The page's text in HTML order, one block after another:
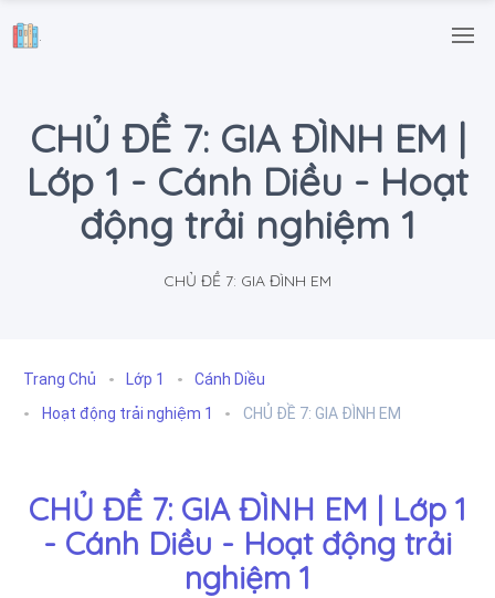
.
CHỦ ĐỀ 7: GIA ĐÌNH EM |
Lớp 1 - Cánh Diều - Hoạt
động trải nghiệm 1
CHỦ ĐỀ 7: GIA ĐÌNH EM
Trang Chủ Lớp 1
Cánh Diều
Hoạt động trải nghiệm 1
CHỦ ĐỀ 7: GIA ĐÌNH EM
CHỦ ĐỀ 7: GIA ĐÌNH EM | Lớp 1
- Cánh Diều - Hoạt động trải
nghiệm 1